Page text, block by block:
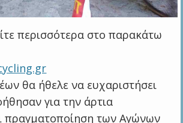
περισσότερα στο παρακάτω
θα ήθελε να ευχαριστήσει
για την άρτια
πραγματοποίηση των Αγώνων